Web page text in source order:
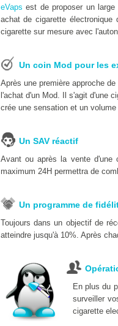
eVaps est de proposer un
achat de cigarette
cigarette sur mesure avec
Un coin Mod pour les
Après une première approche
l'achat d'un Mod. Il s'agit d'une
crée une sensation et un
Un SAV réactif
Avant ou après la vente d'une
maximum 24H permettra de
Un programme de
Toujours dans un objectif de
atteindre jusqu'à 10%. Après
En plus du
surveiller
cigarette